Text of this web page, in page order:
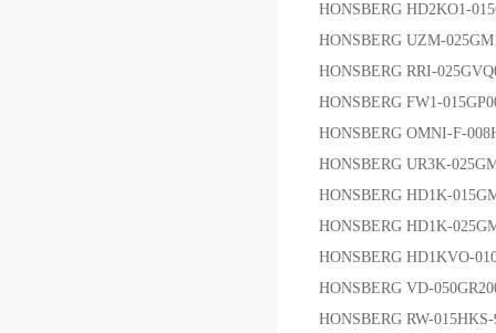
HONSBERG HD2KO1-
HONSBERG UZM-
HONSBERG RRI-
HONSBERG FW1-
HONSBERG OMNI-F-
HONSBERG UR3K-
HONSBERG HD1K-
HONSBERG HD1K-
HONSBERG HD1KVO-
HONSBERG VD-
HONSBERG RW-